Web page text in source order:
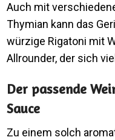
Auch mit
Thymian kann das
würzige Rigatoni mit
Allrounder, der sich
Der passende
Sauce
Zu einem solch